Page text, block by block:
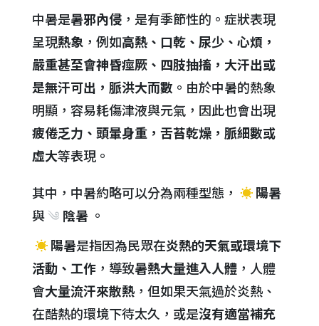
中暑是暑邪內侵 ，是有季節性的。症狀表現
呈現熱象 ，例如高熱、口乾、尿少、心煩，
嚴重甚至會神昏痙厥、四肢抽搐，大汗出或
是無汗可出，脈洪大而數 。由於中暑的熱象
明顯，容易耗傷津液與元氣，因此也會出現
疲倦乏力、頭暈身重，舌苔乾燥，脈細數或
虛大等表現。
其中，中暑約略可以分為兩種型態， ☀陽暑
與༄ 陰暑 。
☀陽暑是指因為民眾在炎熱的天氣或環境下
活動、工作 ，導致暑熱大量進入人體 ，人體
會大量流汗來散熱 ，但如果天氣過於炎熱、
在酷熱的環境下待太久，或是沒有適當補充